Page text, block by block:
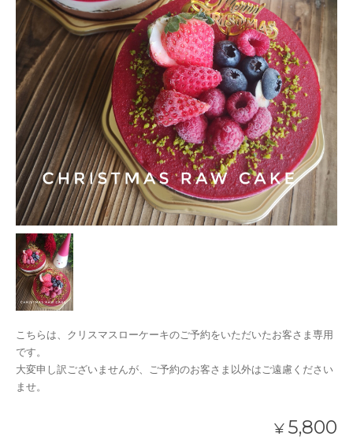
こちらは、クリスマスローケーキのご予約をいただいたお客さま専用
です。
大変申し訳ございませんが、ご予約のお客さま以外はご遠慮ください
ませ。
¥ 5,800